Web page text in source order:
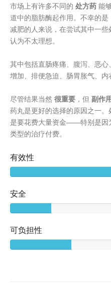
市场上有许多不同的 处方药 能
道中的脂肪酶起作用。不幸的
减肥的人来说，在尝试其中一
认为不太理想。
其中包括直肠疼痛、腹泻、恶
增加、排便急迫、肠胃胀气、内
尽管结果当然 很重要 ，但 副作用
药丸是更好的选择的原因之一
是要花费大量资金——特别是因
类型的治疗付费。
有效性
安全
可负担性